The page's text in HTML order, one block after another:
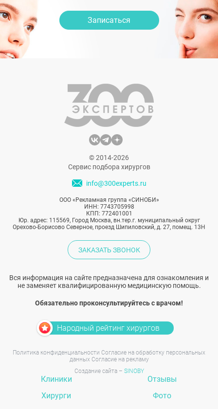
Записаться
© 2014-2026
Сервис подбора хирургов
info@300experts.ru
ООО «Рекламная группа «СИНОБИ»
ИНН: 7743705998
КПП: 772401001
Юр. адрес: 115569, Город Москва, вн.тер.г. муниципальный округ
Орехово-Борисово Северное, проезд Шипиловский, д. 27, помещ. 13Н
ЗАКАЗАТЬ ЗВОНОК
Вся информация на сайте предназначена для ознакомления и
не заменяет квалифицированную медицинскую помощь.
Обязательно проконсультируйтесь с врачом!
Народный рейтинг хирургов
Политика конфиденциальности Согласие на обработку персональных
данных Согласие на рекламу
Создание сайта – SINOBY
Клиники
Хирурги
Отзывы
Фото